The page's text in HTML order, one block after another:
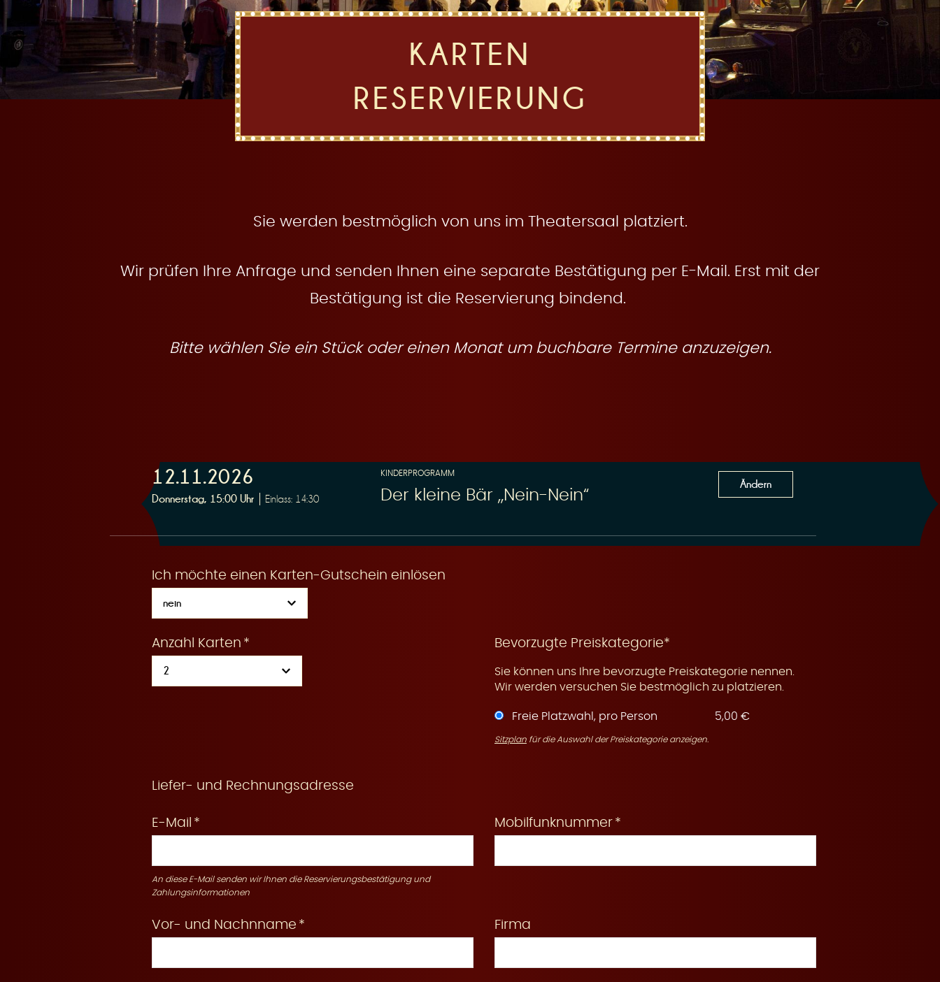
t
KARTEN
RESERVIERUNG
Sie werden bestmöglich von uns im Theatersaal platziert.
Wir prüfen Ihre Anfrage und senden Ihnen eine separate Bestätigung per E-Mail. Erst mit der
Bestätigung ist die Reservierung bindend.
Bitte wählen Sie ein Stück oder einen Monat um buchbare Termine anzuzeigen.
12.11.2026
Donnerstag, 15:00 Uhr Einlass: 14:30
KINDERPROGRAMM
Der kleine Bär „Nein-Nein“
Ändern
Ich möchte einen Karten-Gutschein einlösen
Anzahl Karten Bevorzugte Preiskategorie*
Sie können uns Ihre bevorzugte Preiskategorie nennen.
Wir werden versuchen Sie bestmöglich zu platzieren.
Freie Platzwahl, pro Person 5,00 €
Sitzplan für die Auswahl der Preiskategorie anzeigen.
Liefer- und Rechnungsadresse
E-Mail
An diese E-Mail senden wir Ihnen die Reservierungsbestätigung und
Zahlungsinformationen
Mobilfunknummer
Vor- und Nachnname Firma